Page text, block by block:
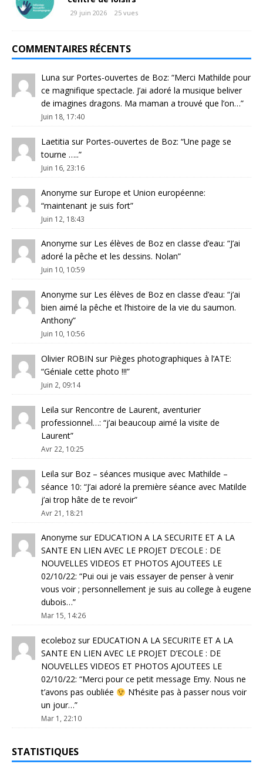
29 juin 2026 25 vues
COMMENTAIRES RÉCENTS
Luna sur Portes-ouvertes de Boz: “Merci Mathilde pour
ce magnifique spectacle. J’ai adoré la musique beliver
de imagines dragons. Ma maman a trouvé que l’on…”
Juin 18, 17:40
Laetitia sur Portes-ouvertes de Boz: “Une page se
tourne …..”
Juin 16, 23:16
Anonyme sur Europe et Union européenne:
“maintenant je suis fort”
Juin 12, 18:43
Anonyme sur Les élèves de Boz en classe d’eau: “J’ai
adoré la pêche et les dessins. Nolan”
Juin 10, 10:59
Anonyme sur Les élèves de Boz en classe d’eau: “j’ai
bien aimé la pêche et l’histoire de la vie du saumon.
Anthony”
Juin 10, 10:56
Olivier ROBIN sur Pièges photographiques à l’ATE:
“Géniale cette photo !!!”
Juin 2, 09:14
Leila sur Rencontre de Laurent, aventurier
professionnel…: “j’ai beaucoup aimé la visite de
Laurent”
Avr 22, 10:25
Leila sur Boz – séances musique avec Mathilde –
séance 10: “J’ai adoré la première séance avec Matilde
j’ai trop hâte de te revoir”
Avr 21, 18:21
Anonyme sur EDUCATION A LA SECURITE ET A LA
SANTE EN LIEN AVEC LE PROJET D’ECOLE : DE
NOUVELLES VIDEOS ET PHOTOS AJOUTEES LE
02/10/22: “Pui oui je vais essayer de penser à venir
vous voir ; personnellement je suis au college à eugene
dubois…”
Mar 15, 14:26
ecoleboz sur EDUCATION A LA SECURITE ET A LA
SANTE EN LIEN AVEC LE PROJET D’ECOLE : DE
NOUVELLES VIDEOS ET PHOTOS AJOUTEES LE
02/10/22: “Merci pour ce petit message Emy. Nous ne
t’avons pas oubliée
N’hésite pas à passer nous voir
un jour…”
Mar 1, 22:10
STATISTIQUES